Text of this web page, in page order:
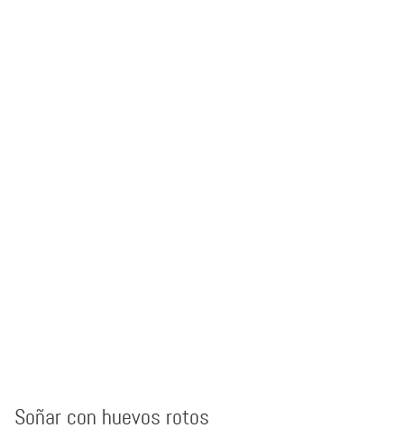
Soñar con huevos rotos